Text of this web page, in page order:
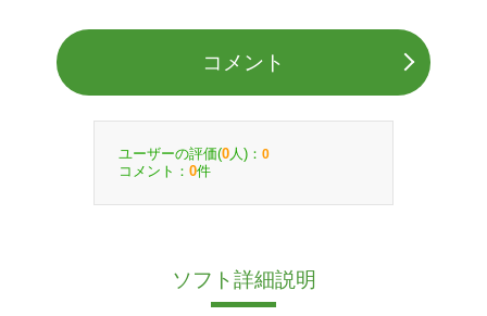
コメント
ユーザーの評価(0 人)： 0
コメント： 0件
ソフト詳細説明